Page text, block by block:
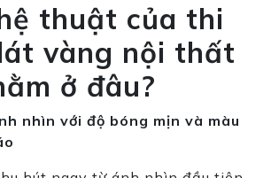
thuật của thi
vàng nội thất
ở đâu?
nhìn với độ bóng mịn và màu